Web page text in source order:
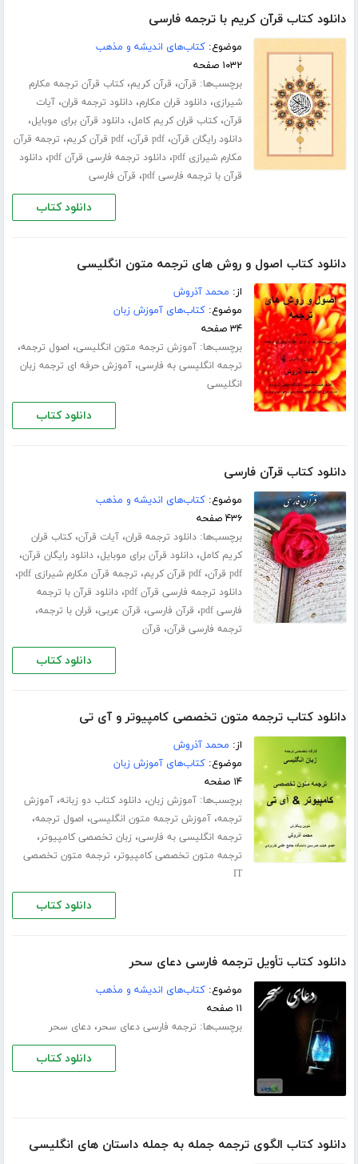
دانلود کتاب قرآن کریم با ترجمه فارسی
موضوع:کتاب‌های اندیشه و مذهب
۱۰۳۲ صفحه
برچسب‌ها: قرآن، قرآن کریم،کتاب قرآن ترجمه مکارم
شیرازی،دانلود قران مکارم،دانلود ترجمه قران،آیات
قرآن،کتاب قران کریم کامل،دانلود قرآن برای موبایل،
دانلود رایگان قرآن،pdf قرآن ،pdf قرآن کریم ، ترجمه قرآن
مکارم شیرازی pdf
،دانلود ترجمه فارسی قرآن pdf ،دانلود
قرآن با ترجمه فارسی pdf
، قرآن فارسی
دانلود کتاب
دانلود کتاب اصول و روش های ترجمه متون انگلیسی
از: محمد آذروش
موضوع:کتاب‌های آموزش زبان
۳۴ صفحه
برچسب‌ها:آموزش ترجمه متون انگلیسی، اصول ترجمه،
ترجمه انگلیسی به فارسی،آموزش حرفه ای ترجمه زبان
انگلیسی
دانلود کتاب
دانلود کتاب قرآن فارسی
موضوع:کتاب‌های اندیشه و مذهب
۴۳۶ صفحه
برچسب‌ها:دانلود ترجمه قران،آیات قرآن،کتاب قران
کریم کامل،دانلود قرآن برای موبایل،دانلود رایگان قرآن،
pdf قرآن ،pdf قرآن کریم ، ترجمه قرآن مکارم شیرازی pdf ،
دانلود ترجمه فارسی قرآن pdf ،دانلود قرآن با ترجمه
فارسی pdf
، قرآن فارسی، قرآن عربی، قران با ترجمه،
ترجمه فارسی قرآن، قرآن
دانلود کتاب
دانلود کتاب ترجمه متون تخصصی کامپیوتر و آی تی
از: محمد آذروش
موضوع:کتاب‌های آموزش زبان
۱۴ صفحه
برچسب‌ها:آموزش زبان،دانلود کتاب دو زبانه،آموزش
ترجمه،آموزش ترجمه متون انگلیسی، اصول ترجمه،
ترجمه انگلیسی به فارسی، زبان تخصصی کامپیوتر،
ترجمه متون تخصصی کامپیوتر، ترجمه متون تخصصی
IT
دانلود کتاب
دانلود کتاب تأویل ترجمه فارسی دعای سحر
موضوع:کتاب‌های اندیشه و مذهب
۱۱ صفحه
برچسب‌ها: ترجمه فارسی دعای سحر،دعای سحر
دانلود کتاب
دانلود کتاب الگوی ترجمه جمله به جمله داستان های انگلیسی